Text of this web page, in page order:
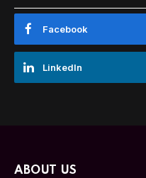
Facebook
LinkedIn
ABOUT US